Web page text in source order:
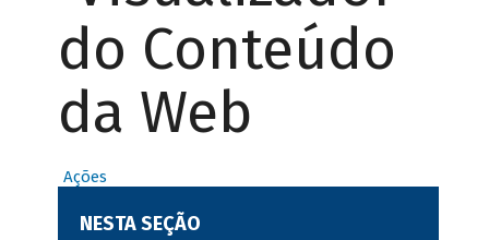
do Conteúdo
da Web
Ações
NESTA SEÇÃO